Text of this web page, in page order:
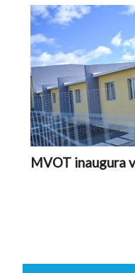
MVOT inaugura